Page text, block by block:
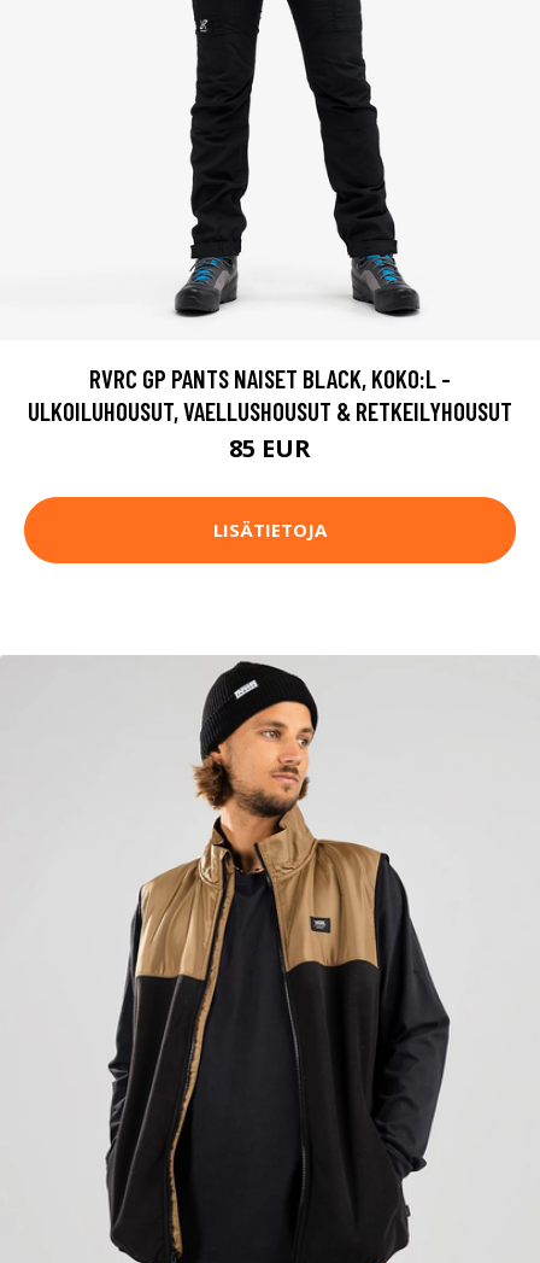
RVRC GP PANTS NAISET BLACK, KOKO:L -
ULKOILUHOUSUT, VAELLUSHOUSUT & RETKEILYHOUSUT
85 EUR
LISÄTIETOJA